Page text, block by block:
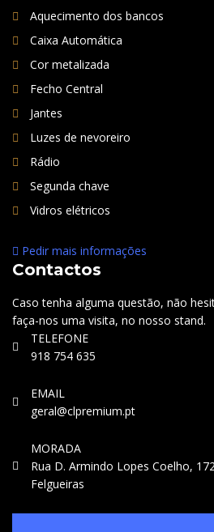
Aquecimento dos bancos
Caixa Automática
Cor metalizada
Fecho Central
Jantes
Luzes de nevoreiro
Rádio
Segunda chave
Vidros elétricos
Pedir mais informações
Contactos
Caso tenha alguma questão, não
faça-nos uma visita, no nosso stand.
TELEFONE
918 754 635
EMAIL
geral@clpremium.pt
MORADA
Rua D. Armindo Lopes Coelho,
Felgueiras